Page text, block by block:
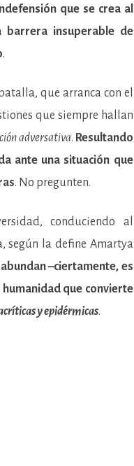
que se crea al
barrera insuperable de
.
que arranca con el
que siempre hallan
adversativa. Resultando
ante una situación que
. No pregunten.
conduciendo al
según la define Amartya
–ciertamente, es
humanidad que convierte
y epidérmicas.